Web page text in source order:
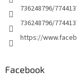
736248796/
736248796/
https://
Facebook